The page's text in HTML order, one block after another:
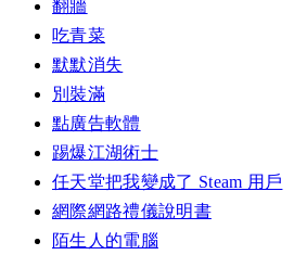
翻牆
吃青菜
默默消失
別裝滿
點廣告軟體
踢爆江湖術士
任天堂把我變成了 Steam 用戶
網際網路禮儀說明書
陌生人的電腦